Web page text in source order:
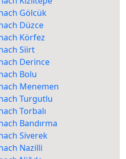
Gölcük
Düzce
Körfez
Siirt
Derince
Bolu
Menemen
Turgutlu
Torbalı
Bandırma
Siverek
Nazilli